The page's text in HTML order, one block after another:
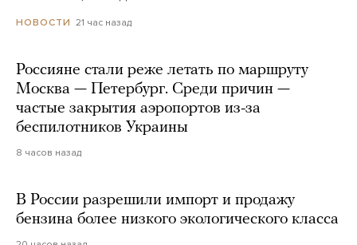
НОВОСТИ 21 час назад
Россияне стали реже летать по маршруту
Москва — Петербург. Среди причин —
частые закрытия аэропортов из-за
беспилотников Украины
8 часов назад
В России разрешили импорт и продажу
бензина более низкого экологического класса